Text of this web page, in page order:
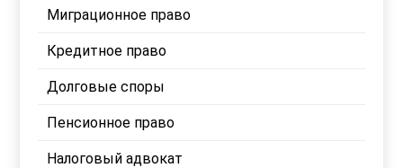
Миграционное право
Кредитное право
Долговые споры
Пенсионное право
Налоговый адвокат